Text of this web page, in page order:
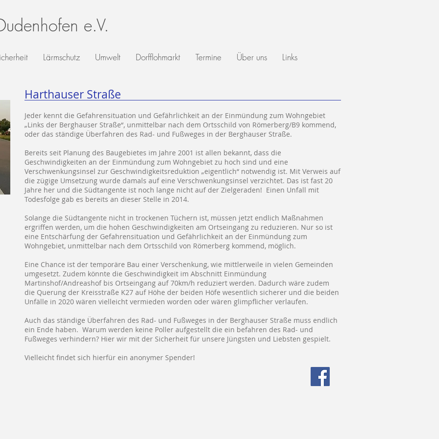
e.V.
Lärmschutz Umwelt Dorfflohmarkt Termine Über uns Links
Harthauser Straße
Jeder kennt die Gefahrensituation und Gefährlichkeit an der Einmündung zum Wohngebiet
„Links der Berghauser Straße“, unmittelbar nach dem Ortsschild von Römerberg/B9 kommend,
oder das ständige Überfahren des Rad- und Fußweges in der Berghauser Straße.
Bereits seit Planung des Baugebietes im Jahre 2001 ist allen bekannt, dass die
Geschwindigkeiten an der Einmündung zum Wohngebiet zu hoch sind und eine
Verschwenkungsinsel zur Geschwindigkeitsreduktion „eigentlich“ notwendig ist. Mit Verweis auf
die zügige Umsetzung wurde damals auf eine Verschwenkungsinsel verzichtet. Das ist fast 20
Jahre her und die Südtangente ist noch lange nicht auf der Zielgeraden! Einen Unfall mit
Todesfolge gab es bereits an dieser Stelle in 2014.
Solange die Südtangente nicht in trockenen Tüchern ist, müssen jetzt endlich Maßnahmen
ergriffen werden, um die hohen Geschwindigkeiten am Ortseingang zu reduzieren. Nur so ist
eine Entschärfung der Gefahrensituation und Gefährlichkeit an der Einmündung zum
Wohngebiet, unmittelbar nach dem Ortsschild von Römerberg kommend, möglich.
Eine Chance ist der temporäre Bau einer Verschenkung, wie mittlerweile in vielen Gemeinden
umgesetzt. Zudem könnte die Geschwindigkeit im Abschnitt Einmündung
Martinshof/Andreashof bis Ortseingang auf 70km/h reduziert werden. Dadurch wäre zudem
die Querung der Kreisstraße K27 auf Höhe der beiden Höfe wesentlich sicherer und die beiden
Unfälle in 2020 wären vielleicht vermieden worden oder wären glimpflicher verlaufen.
Auch das ständige Überfahren des Rad- und Fußweges in der Berghauser Straße muss endlich
ein Ende haben. Warum werden keine Poller aufgestellt die ein befahren des Rad- und
Fußweges verhindern? Hier wir mit der Sicherheit für unsere Jüngsten und Liebsten gespielt.
Vielleicht findet sich hierfür ein anonymer Spender!